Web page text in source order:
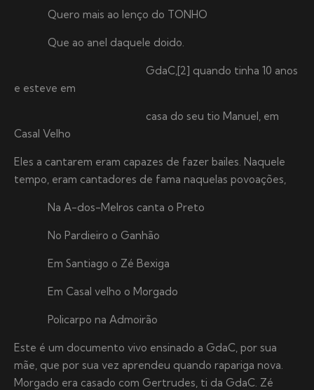
Quero mais ao lenço do TONHO
Que ao anel daquele doido.
GdaC,[2] quando tinha 10 anos
e esteve em
casa do seu tio Manuel, em
Casal Velho
Eles a cantarem eram capazes de fazer bailes. Naquele
tempo, eram cantadores de fama naquelas povoações,
Na A-dos-Melros canta o Preto
No Pardieiro o Ganhão
Em Santiago o Zé Bexiga
Em Casal velho o Morgado
Policarpo na Admoirão
Este é um documento vivo ensinado a GdaC, por sua
mãe, que por sua vez aprendeu quando rapariga nova.
Morgado era casado com Gertrudes, ti da GdaC. Zé